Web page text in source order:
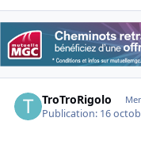
TroTroRigolo
Publication: 16